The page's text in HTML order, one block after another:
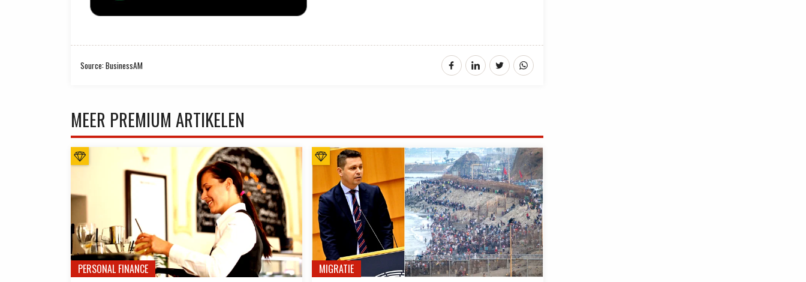
Source: BusinessAM
MEER PREMIUM ARTIKELEN
PERSONAL FINANCE MIGRATIE